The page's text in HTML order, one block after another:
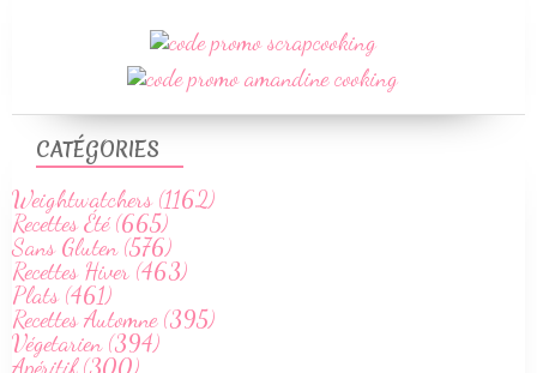
CATÉGORIES
Weightwatchers (1162)
Recettes Été (665)
Sans Gluten (576)
Recettes Hiver (463)
Plats (461)
Recettes Automne (395)
Végetarien (394)
Apéritif (300)